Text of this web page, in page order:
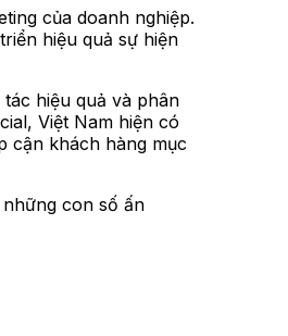
của doanh nghiệp.
hiệu quả sự hiện
hiệu quả và phân
Việt Nam hiện có
cận khách hàng mục
con số ấn